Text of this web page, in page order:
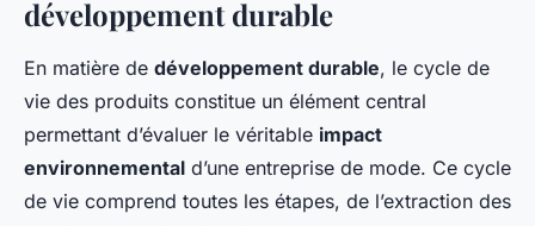
développement durable
En matière de développement durable, le cycle de
vie des produits constitue un élément central
permettant d’évaluer le véritable impact
environnemental d’une entreprise de mode. Ce cycle
de vie comprend toutes les étapes, de l’extraction des